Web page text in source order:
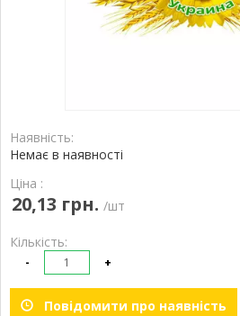
Наявність:
Немає в наявності
Ціна :
20,13 грн. /шт
Кількість:
- +
Повідомити про наявність